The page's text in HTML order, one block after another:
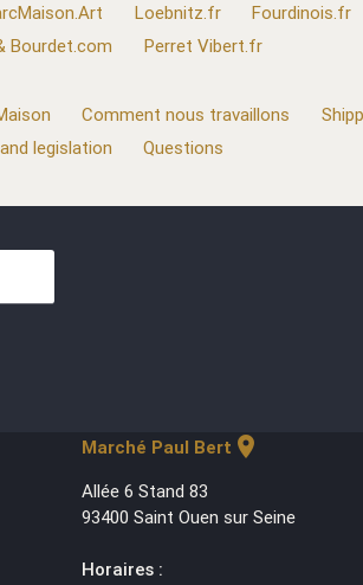
Loebnitz.fr Fourdinois.fr
Bourdet.com Perret Vibert.fr
Comment nous travaillons
legislation
Questions
Marché Paul Bert location_on
Allée 6 Stand 83
93400 Saint Ouen sur Seine
Horaires :